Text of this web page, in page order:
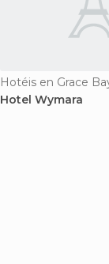
Hotéis en Grace
Hotel Wymara